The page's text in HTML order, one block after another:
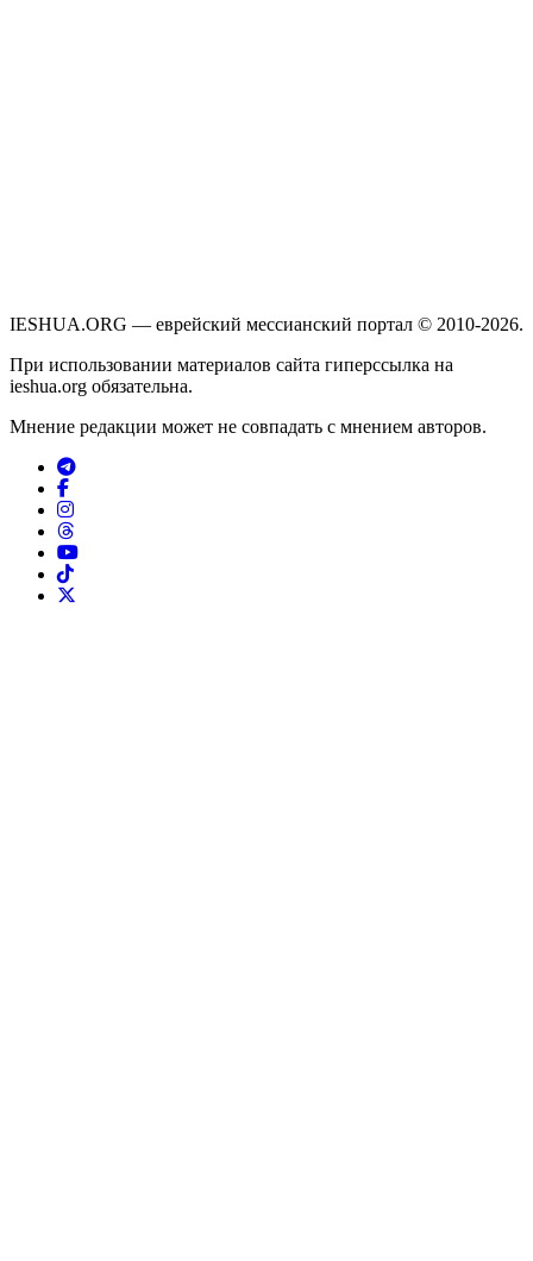
IESHUA.ORG — еврейский мессианский портал © 2010-2026.
При использовании материалов сайта гиперссылка на
ieshua.org обязательна.
Мнение редакции может не совпадать с мнением авторов.